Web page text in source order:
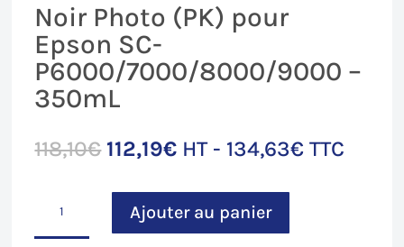
Noir Photo (PK) pour
Epson SC-
P6000/7000/8000/9000 –
350mL
118,10€ Le
initial
était :
118,10€.
112,19€Le
actuel
est :
112,19€.
HT - 134,63€ TTC
Noir
Ajouter au panier